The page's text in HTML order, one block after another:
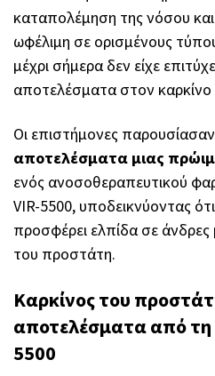
καταπολέμηση της νόσου και
ωφέλιμη σε ορισμένους
μέχρι σήμερα δεν είχε
αποτελέσματα στον
Οι επιστήμονες
αποτελέσματα μιας
ενός ανοσοθεραπευτικού
VIR-5500, υποδεικνύοντας
προσφέρει ελπίδα σε
του προστάτη.
Καρκίνος του
αποτελέσματα από τη
5500